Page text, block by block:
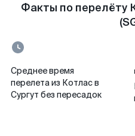
Факты по перелёту
Среднее время
перелета из Котлас в
Сургут без пересадок